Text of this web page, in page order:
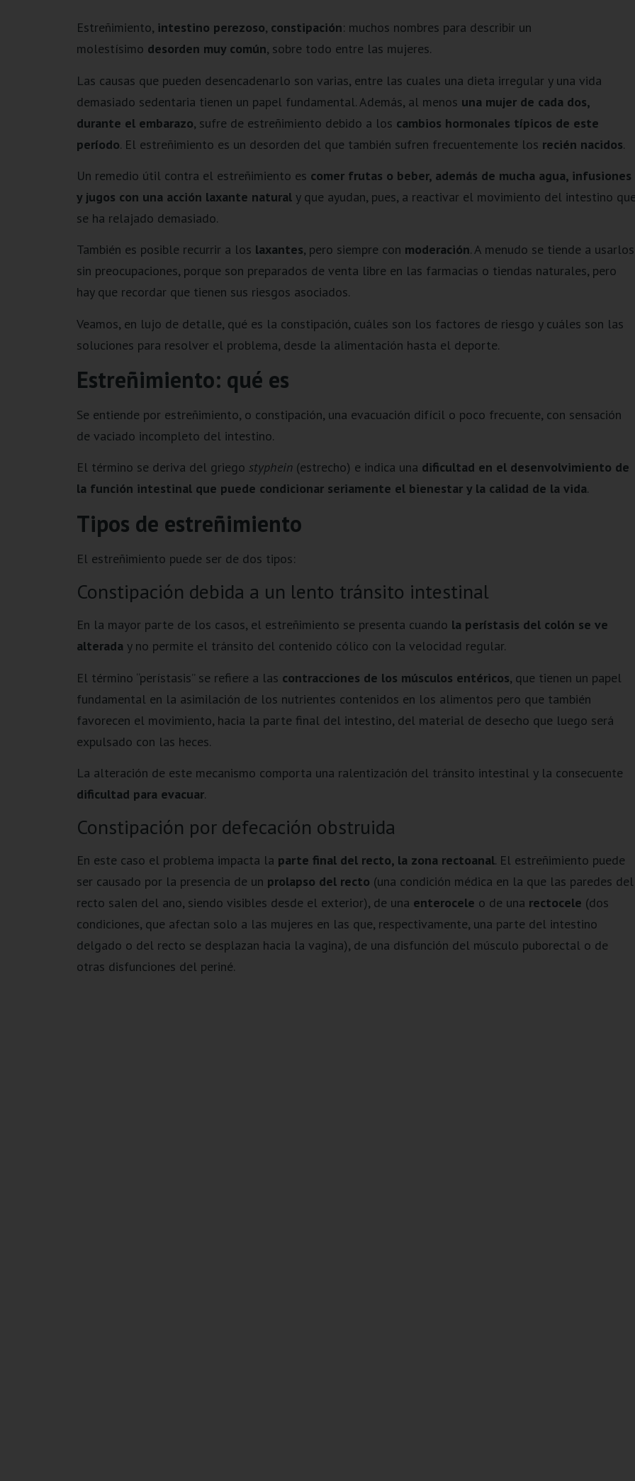
Estreñimiento, intestino perezoso, constipación: muchos nombres para describir un
molestísimo desorden muy común, sobre todo entre las mujeres.
Las causas que pueden desencadenarlo son varias, entre las cuales una dieta irregular y una vida
demasiado sedentaria tienen un papel fundamental. Además, al menos una mujer de cada dos,
durante el embarazo, sufre de estreñimiento debido a los cambios hormonales típicos de este
período. El estreñimiento es un desorden del que también sufren frecuentemente los recién nacidos.
Un remedio útil contra el estreñimiento es comer frutas o beber, además de mucha agua, infusiones
y jugos con una acción laxante naturaly que ayudan, pues, a reactivar el movimiento del intestino
se ha relajado demasiado.
También es posible recurrir a los laxantes, pero siempre con moderación. A menudo se tiende a usarlos
sin preocupaciones, porque son preparados de venta libre en las farmacias o tiendas naturales, pero
hay que recordar que tienen sus riesgos asociados.
Veamos, en lujo de detalle, qué es la constipación, cuáles son los factores de riesgo y cuáles son las
soluciones para resolver el problema, desde la alimentación hasta el deporte.
Estreñimiento: qué es
Se entiende por estreñimiento, o constipación, una evacuación difícil o poco frecuente, con sensación
de vaciado incompleto del intestino.
El término se deriva del griego styphein(estrecho) e indica una dificultad en el desenvolvimiento de
la función intestinal que puede condicionar seriamente el bienestar y la calidad de la vida.
Tipos de estreñimiento
El estreñimiento puede ser de dos tipos:
Constipación debida a un lento tránsito intestinal
En la mayor parte de los casos, el estreñimiento se presenta cuando la perístasis del colón se ve
alteraday no permite el tránsito del contenido cólico con la velocidad regular.
El término “perístasis” se refiere a las contracciones de los músculos entéricos, que tienen un papel
fundamental en la asimilación de los nutrientes contenidos en los alimentos pero que también
favorecen el movimiento, hacia la parte final del intestino, del material de desecho que luego será
expulsado con las heces.
La alteración de este mecanismo comporta una ralentización del tránsito intestinal y la consecuente
dificultad para evacuar.
Constipación por defecación obstruida
En este caso el problema impacta la parte final del recto, la zona rectoanal. El estreñimiento puede
ser causado por la presencia de un prolapso del recto (una condición médica en la que las paredes del
recto salen del ano, siendo visibles desde el exterior), de una enterocele o de una rectocele (dos
condiciones, que afectan solo a las mujeres en las que, respectivamente, una parte del intestino
delgado o del recto se desplazan hacia la vagina), de una disfunción del músculo puborectal o de
otras disfunciones del periné.